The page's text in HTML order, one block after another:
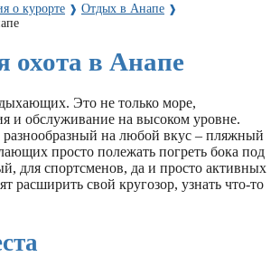
о курорте ❱ Отдых в Анапе ❱
охота в Анапе
Это не только море,
и обслуживание на высоком уровне.
на любой вкус – пляжный
просто полежать погреть бока под
для спортсменов, да и просто активных
расширить свой кругозор, узнать что-то